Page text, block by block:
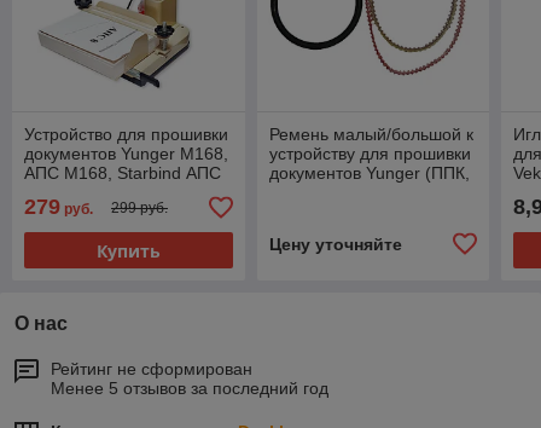
Устройство для прошивки
документов Yunger M168,
АПС M168, Starbind АПС
модернизированный
279 руб. 299 руб.
Купить
Ремень малый/большой к
устройству для прошивки
документов Yunger (ППК,
Цену уточняйте
О нас
Рейтинг не сформирован
Менее 5 отзывов за последний год